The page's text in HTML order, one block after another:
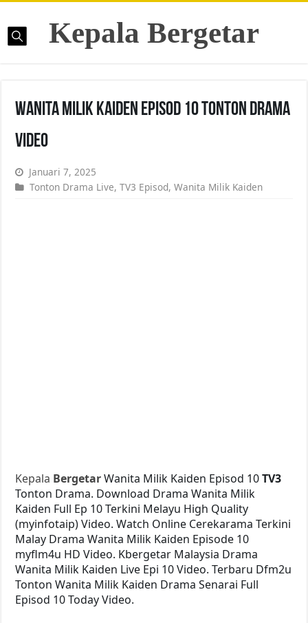
Kepala Bergetar
Wanita Milik Kaiden Episod 10 Tonton Drama
Video
Januari 7, 2025
Tonton Drama Live,TV3 Episod,Wanita Milik Kaiden
Kepala BergetarWanita Milik Kaiden Episod 10TV3
Tonton Drama. Download Drama Wanita Milik
Kaiden Full Ep 10 Terkini Melayu High Quality
(myinfotaip) Video. Watch Online Cerekarama Terkini
Malay Drama Wanita Milik Kaiden Episode 10
myflm4u HD Video. Kbergetar Malaysia Drama
Wanita Milik Kaiden Live Epi 10 Video. Terbaru Dfm2u
Tonton Wanita Milik Kaiden Drama Senarai Full
Episod 10 Today Video.